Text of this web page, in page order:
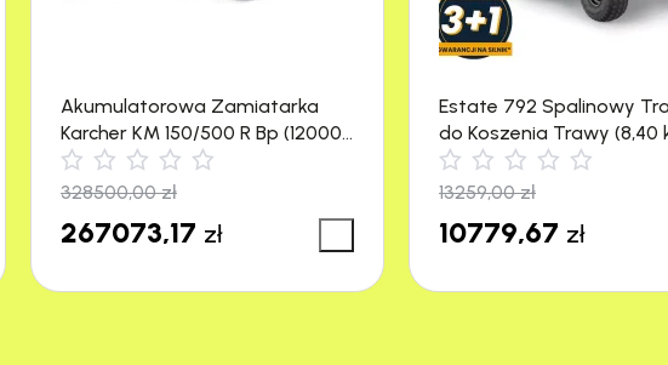
tnącej
Akumulatorowa Zamiatarka
Karcher KM 150/500 R Bp (12000
m²/h)
328500,00zł
267073,17 zł
Estate 792 Spalinowy
do Koszenia Trawy (8,40
4500 m²) Stiga
13259,00zł
10779,67 zł